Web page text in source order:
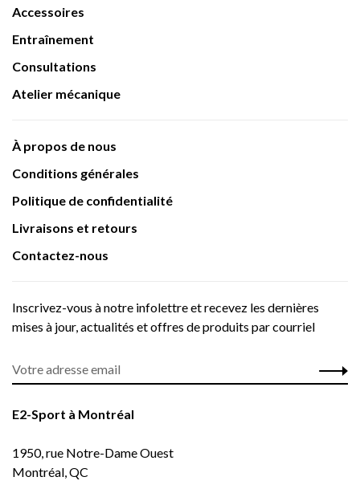
Accessoires
Entraînement
Consultations
Atelier mécanique
À propos de nous
Conditions générales
Politique de confidentialité
Livraisons et retours
Contactez-nous
Inscrivez-vous à notre infolettre et recevez les dernières
mises à jour, actualités et offres de produits par courriel
E2-Sport à Montréal
1950, rue Notre-Dame Ouest
Montréal, QC